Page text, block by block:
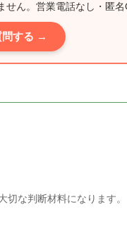
せん。営業電話なし・匿名
問する →
切な判断材料になります